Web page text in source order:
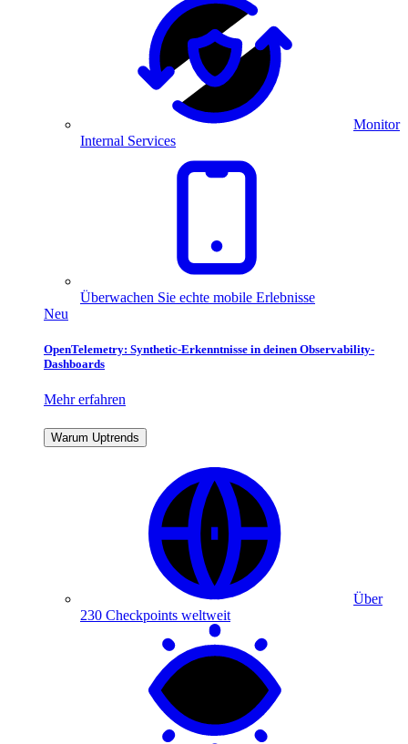
Monitor
Internal Services
Überwachen Sie echte mobile Erlebnisse
Neu
OpenTelemetry: Synthetic-Erkenntnisse in deinen Observability-
Dashboards
Mehr erfahren
Warum Uptrends
Über
230 Checkpoints weltweit